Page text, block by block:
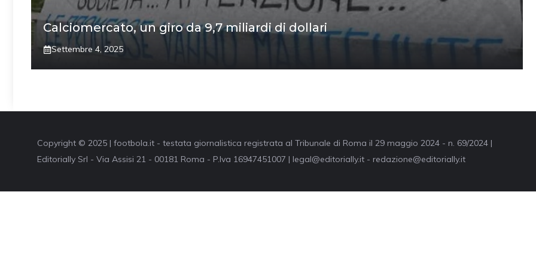
Calciomercato, un giro da 9,7 miliardi di dollari
Settembre 4, 2025
Copyright © 2025 | footbola.it - testata giornalistica registrata al Tribunale di Roma il 29 maggio 2024 - n. 69/2024 |
Editorially Srl - Via Assisi 21 - 00181 Roma - P.Iva 16947451007 | legal@editorially.it - redazione@editorially.it